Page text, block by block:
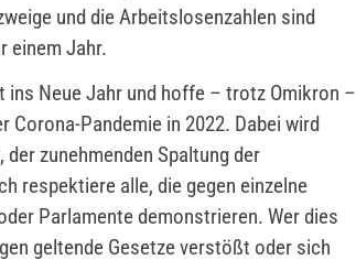
und die Arbeitslosenzahlen sind
einem Jahr.
ins Neue Jahr und hoffe – trotz Omikron –
Corona-Pandemie in 2022. Dabei wird
zunehmenden Spaltung der
respektiere alle, die gegen einzelne
Parlamente demonstrieren. Wer dies
geltende Gesetze verstößt oder sich